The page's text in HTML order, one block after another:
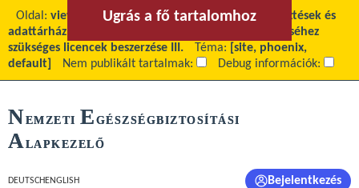
Oldal: view Fő tartalom: NEAK IT biztonsági fejlesztések és
adattárház fejlesztéshez kapcsolódó üzembehelyezéséhez
szükséges licencek beszerzése III.
Téma:
[site, phoenix,
default]
Nem publikált tartalmak: Debug információk:
Ugrás a menühöz
Ugrás a fő tartalomhoz
NEMZETI E GÉSZSÉGBIZTOSÍTÁSI
ALAPKEZELŐ
DEUTSCH ENGLISH Bejelentkezés